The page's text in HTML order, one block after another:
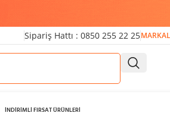
Sipariş Hattı : 0850 255 22 25
İNDİRİMLİ FIRSAT ÜRÜNLERİ